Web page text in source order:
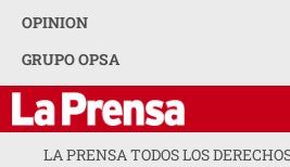
OPINION
GRUPO OPSA
LA PRENSA TODOS LOS